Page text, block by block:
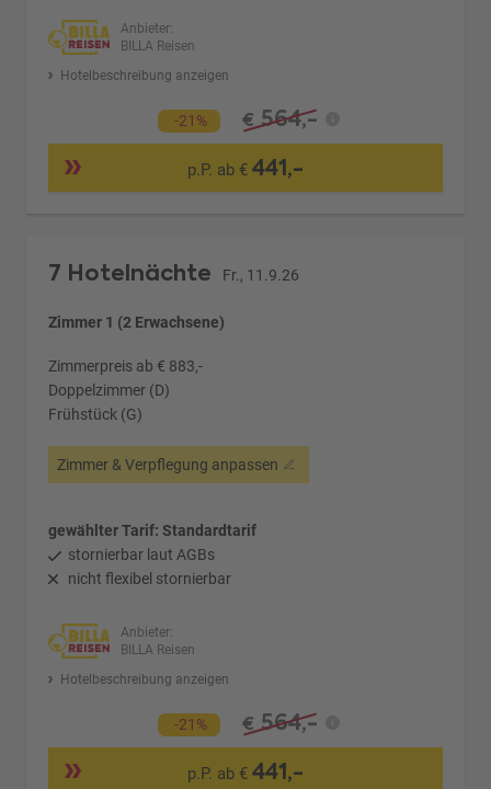
Anbieter:
BILLA Reisen
Hotelbeschreibung anzeigen
-21% € 564,-
p.P. ab € 441,-
7 Hotelnächte Fr., 11.9.26
Zimmer 1 (2 Erwachsene)
Zimmerpreis ab € 883,-
Doppelzimmer (D)
Frühstück (G)
Zimmer & Verpflegung anpassen
gewählter Tarif: Standardtarif
stornierbar laut AGBs
nicht flexibel stornierbar
Anbieter:
BILLA Reisen
Hotelbeschreibung anzeigen
-21% € 564,-
p.P. ab € 441,-